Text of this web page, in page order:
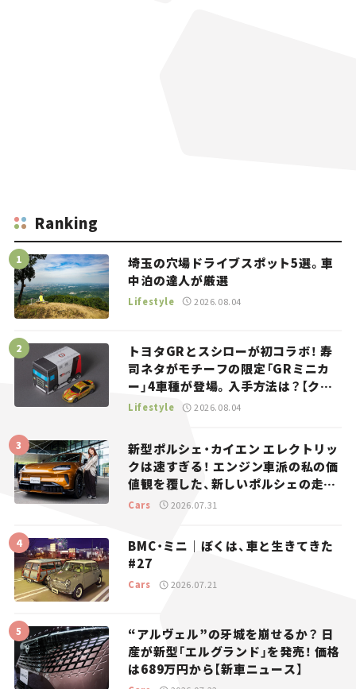
Ranking
埼玉の穴場ドライブスポット5選。車
中泊の達人が厳選
Lifestyle 2026.08.04
トヨタGRとスシローが初コラボ！ 寿
司ネタがモチーフの限定「GRミニカ
ー」4車種が登場。入手方法は？【クル
マとホビー】
Lifestyle 2026.08.04
新型ポルシェ・カイエン エレクトリッ
クは速すぎる！ エンジン車派の私の価
値観を覆した、新しいポルシェの走
り。
Cars 2026.07.31
BMC・ミニ｜ぼくは、車と生きてきた
#27
Cars 2026.07.21
“アルヴェル”の牙城を崩せるか？ 日
産が新型「エルグランド」を発売！ 価格
は689万円から【新車ニュース】